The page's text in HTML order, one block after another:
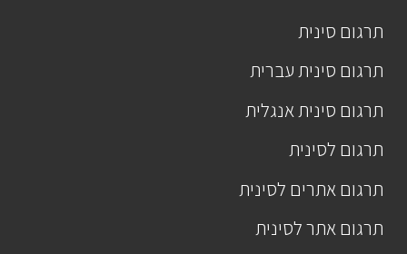
תרגום סינית
תרגום סינית עברית
תרגום סינית אנגלית
תרגום לסינית
תרגום אתרים לסינית
תרגום אתר לסינית